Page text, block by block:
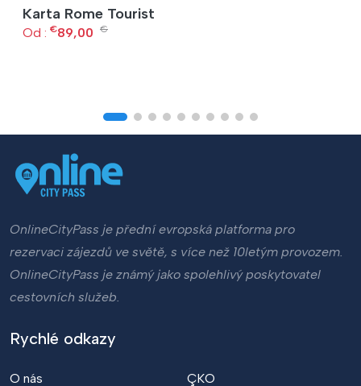
Karta Rome Tourist
Od : €89,00 €
OnlineCityPass je přední evropská platforma pro
rezervaci zájezdů ve světě, s více než 10letým provozem.
OnlineCityPass je známý jako spolehlivý poskytovatel
cestovních služeb.
Rychlé odkazy
O nás ÇKO